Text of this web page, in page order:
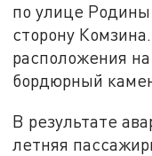
по улице
сторону
расположения
бордюрный
В результате
летняя